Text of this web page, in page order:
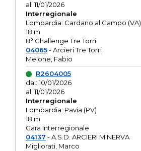
al: 11/01/2026
Interregionale
Lombardia: Cardano al Campo (VA)
18 m
8° Challenge Tre Torri
04065- Arcieri Tre Torri
Melone, Fabio
R2604005
dal: 10/01/2026
al: 11/01/2026
Interregionale
Lombardia: Pavia (PV)
18 m
Gara Interregionale
04137 - A.S.D. ARCIERI MINERVA
Migliorati, Marco